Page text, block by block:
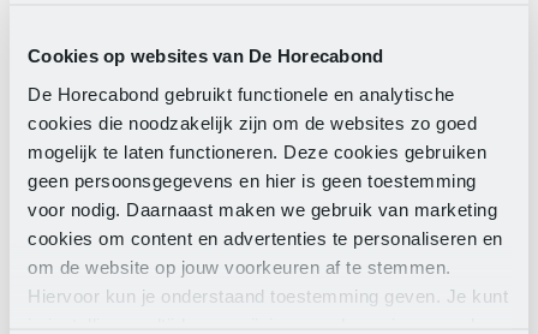
Cookies op websites van De Horecabond
De Horecabond gebruikt functionele en analytische
cookies die noodzakelijk zijn om de websites zo goed
mogelijk te laten functioneren. Deze cookies gebruiken
geen persoonsgegevens en hier is geen toestemming
voor nodig. Daarnaast maken we gebruik van marketing
cookies om content en advertenties te personaliseren en
om de website op jouw voorkeuren af te stemmen.
Hiervoor kun je onderstaand toestemming geven. Je kunt
Achternaam
E-mailadres
Telefoonnummer
Ja, ik meld mij aan voor de maandelijkse
nieuwsbrief